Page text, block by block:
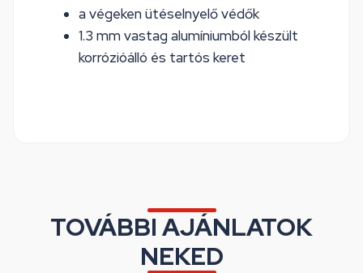
a végeken ütéselnyelő védők
1.3 mm vastag alumíniumból készült
korrózióálló és tartós keret
TOVÁBBI AJÁNLATOK
NEKED